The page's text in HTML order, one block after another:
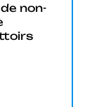
non-